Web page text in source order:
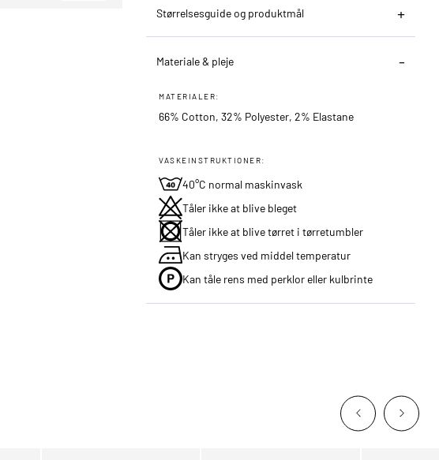
Størrelsesguide og produktmål
Materiale & pleje
MATERIALER:
66% Cotton, 32% Polyester, 2% Elastane
VASKEINSTRUKTIONER:
40°C normal maskinvask
Tåler ikke at blive bleget
Tåler ikke at blive tørret i tørretumbler
Kan stryges ved middel temperatur
Kan tåle rens med perklor eller kulbrinte